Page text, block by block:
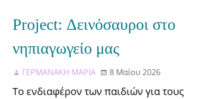
Project: Δεινόσαυροι στο
νηπιαγωγείο μας
ΓΕΡΜΑΝΑΚΗ ΜΑΡΙΑ 8 Μαΐου 2026
Το ενδιαφέρον των παιδιών για τους